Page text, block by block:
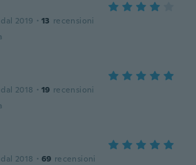
2019 · 13 recensioni
2018 · 19 recensioni
2018 · 69 recensioni